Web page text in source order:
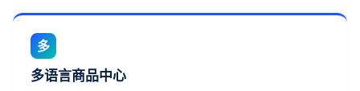
多
多语言商品中心